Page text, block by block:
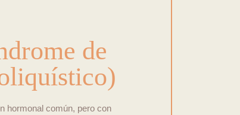
de
hormonal común, pero con